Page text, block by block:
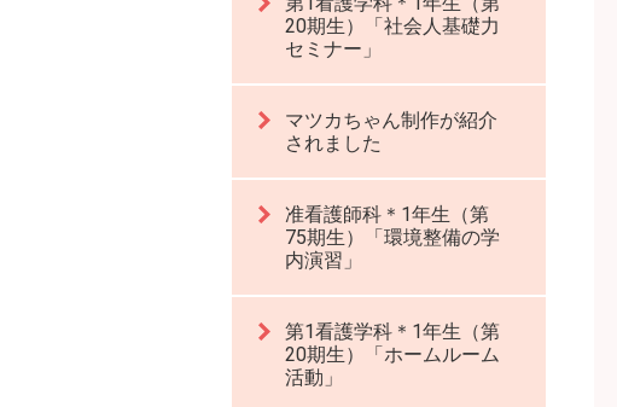
20期生）「社会人基礎力
セミナー」
マツカちゃん制作が紹介
されました
准看護師科＊1年生（第
75期生）「環境整備の学
内演習」
第1看護学科＊1年生（第
20期生）「ホームルーム
活動」